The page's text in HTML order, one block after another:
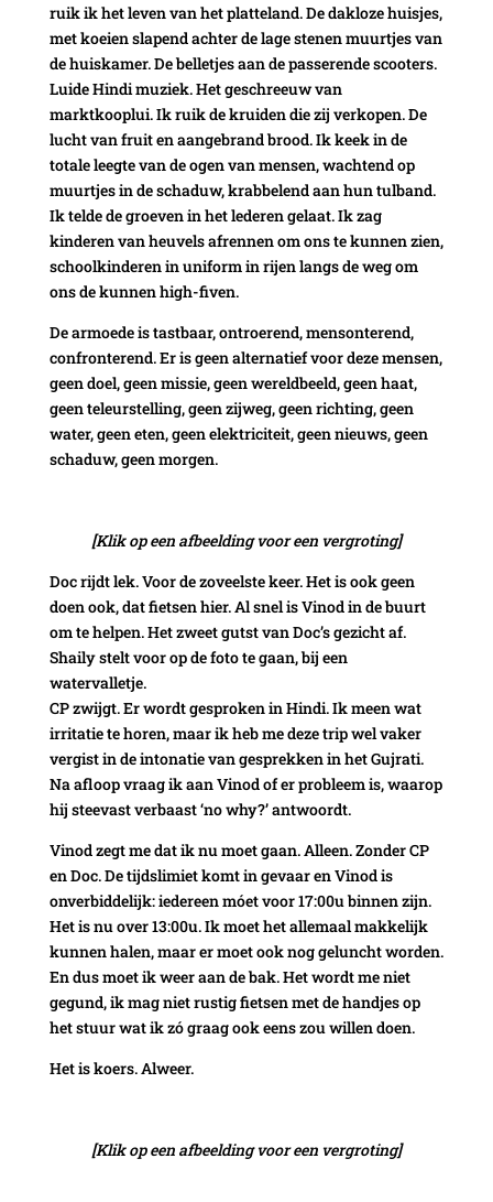
ruik ik het leven van het platteland. De dakloze huisjes,
met koeien slapend achter de lage stenen muurtjes van
de huiskamer. De belletjes aan de passerende scooters.
Luide Hindi muziek. Het geschreeuw van
marktkooplui. Ik ruik de kruiden die zij verkopen. De
lucht van fruit en aangebrand brood. Ik keek in de
totale leegte van de ogen van mensen, wachtend op
muurtjes in de schaduw, krabbelend aan hun tulband.
Ik telde de groeven in het lederen gelaat. Ik zag
kinderen van heuvels afrennen om ons te kunnen zien,
schoolkinderen in uniform in rijen langs de weg om
ons de kunnen high-fiven.
De armoede is tastbaar, ontroerend, mensonterend,
confronterend. Er is geen alternatief voor deze mensen,
geen doel, geen missie, geen wereldbeeld, geen haat,
geen teleurstelling, geen zijweg, geen richting, geen
water, geen eten, geen elektriciteit, geen nieuws, geen
schaduw, geen morgen.
[Klik op een afbeelding voor een vergroting]
Doc rijdt lek. Voor de zoveelste keer. Het is ook geen
doen ook, dat fietsen hier. Al snel is Vinod in de buurt
om te helpen. Het zweet gutst van Doc’s gezicht af.
Shaily stelt voor op de foto te gaan, bij een
watervalletje.
CP zwijgt. Er wordt gesproken in Hindi. Ik meen wat
irritatie te horen, maar ik heb me deze trip wel vaker
vergist in de intonatie van gesprekken in het Gujrati.
Na afloop vraag ik aan Vinod of er probleem is, waarop
hij steevast verbaast ‘no why?’ antwoordt.
Vinod zegt me dat ik nu moet gaan. Alleen. Zonder CP
en Doc. De tijdslimiet komt in gevaar en Vinod is
onverbiddelijk: iedereen móet voor 17:00u binnen zijn.
Het is nu over 13:00u. Ik moet het allemaal makkelijk
kunnen halen, maar er moet ook nog geluncht worden.
En dus moet ik weer aan de bak. Het wordt me niet
gegund, ik mag niet rustig fietsen met de handjes op
het stuur wat ik zó graag ook eens zou willen doen.
Het is koers. Alweer.
[Klik op een afbeelding voor een vergroting]